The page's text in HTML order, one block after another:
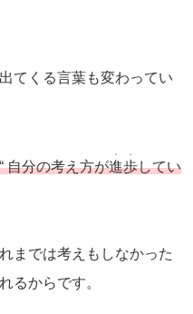
てくる言葉も変わってい
自分の考え方が進歩
・・
してい
までは考えもしなかった
るからです。